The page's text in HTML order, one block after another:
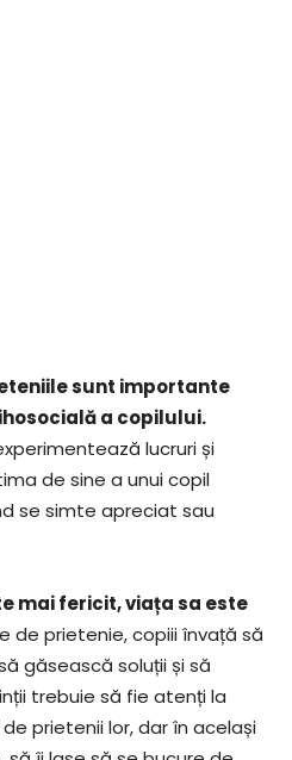
sunt importante
a copilului.
lucruri și
de sine a unui copil
se simte apreciat sau
mai fericit, viața sa este
de prietenie, copiii învață să
găsească soluții și să
trebuie să fie atenți la
prietenii lor, dar în același